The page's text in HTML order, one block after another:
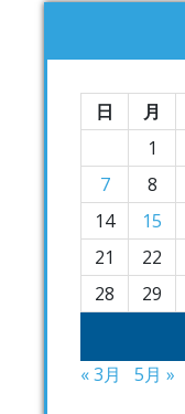
日 月
1
7
8
14
15
21
22
28
29
« 3月 5月 »